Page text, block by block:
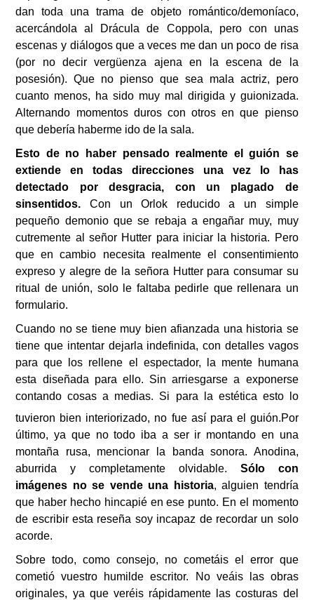
dan toda una trama de objeto romántico/demoníaco,
acercándola al Drácula de Coppola, pero con unas
escenas y diálogos que a veces me dan un poco de risa
(por no decir vergüenza ajena en la escena de la
posesión). Que no pienso que sea mala actriz, pero
cuanto menos, ha sido muy mal dirigida y guionizada.
Alternando momentos duros con otros en que pienso
que debería haberme ido de la sala.
Esto de no haber pensado realmente el guión se
extiende en todas direcciones una vez lo has
detectado por desgracia, con un plagado de
sinsentidos. Con un Orlok reducido a un simple
pequeño demonio que se rebaja a engañar muy, muy
cutremente al señor Hutter para iniciar la historia. Pero
que en cambio necesita realmente el consentimiento
expreso y alegre de la señora Hutter para consumar su
ritual de unión, solo le faltaba pedirle que rellenara un
formulario.
Cuando no se tiene muy bien afianzada una historia se
tiene que intentar dejarla indefinida, con detalles vagos
para que los rellene el espectador, la mente humana
esta diseñada para ello. Sin arriesgarse a exponerse
contando cosas a medias. Si para la estética esto lo
tuvieron bien interiorizado, no fue así para el guión.Por
último, ya que no todo iba a ser ir montando en una
montaña rusa, mencionar la banda sonora. Anodina,
aburrida y completamente olvidable. Sólo con
imágenes no se vende una historia, alguien tendría
que haber hecho hincapié en ese punto. En el momento
de escribir esta reseña soy incapaz de recordar un solo
acorde.
Sobre todo, como consejo, no cometáis el error que
cometió vuestro humilde escritor. No veáis las obras
originales, ya que veréis rápidamente las costuras del